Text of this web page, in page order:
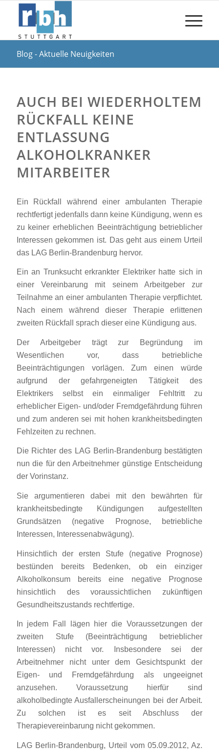
Blog - Aktuelle Neuigkeiten
AUCH BEI WIEDERHOLTEM
RÜCKFALL KEINE
ENTLASSUNG
ALKOHOLKRANKER
MITARBEITER
Ein Rückfall während einer ambulanten Therapie
rechtfertigt jedenfalls dann keine Kündigung, wenn es
zu keiner erheblichen Beeinträchtigung betrieblicher
Interessen gekommen ist. Das geht aus einem Urteil
das LAG Berlin-Brandenburg hervor.
Ein an Trunksucht erkrankter Elektriker hatte sich in
einer Vereinbarung mit seinem Arbeitgeber zur
Teilnahme an einer ambulanten Therapie verpflichtet.
Nach einem während dieser Therapie erlittenen
zweiten Rückfall sprach dieser eine Kündigung aus.
Der Arbeitgeber trägt zur Begründung im
Wesentlichen vor, dass betriebliche
Beeinträchtigungen vorlägen. Zum einen würde
aufgrund der gefahrgeneigten Tätigkeit des
Elektrikers selbst ein einmaliger Fehltritt zu
erheblicher Eigen- und/oder Fremdgefährdung führen
und zum anderen sei mit hohen krankheitsbedingten
Fehlzeiten zu rechnen.
Die Richter des LAG Berlin-Brandenburg bestätigten
nun die für den Arbeitnehmer günstige Entscheidung
der Vorinstanz.
Sie argumentieren dabei mit den bewährten für
krankheitsbedingte Kündigungen aufgestellten
Grundsätzen (negative Prognose, betriebliche
Interessen, Interessenabwägung).
Hinsichtlich der ersten Stufe (negative Prognose)
bestünden bereits Bedenken, ob ein einziger
Alkoholkonsum bereits eine negative Prognose
hinsichtlich des voraussichtlichen zukünftigen
Gesundheitszustands rechtfertige.
In jedem Fall lägen hier die Voraussetzungen der
zweiten Stufe (Beeinträchtigung betrieblicher
Interessen) nicht vor. Insbesondere sei der
Arbeitnehmer nicht unter dem Gesichtspunkt der
Eigen- und Fremdgefährdung als ungeeignet
anzusehen. Voraussetzung hierfür sind
alkoholbedingte Ausfallerscheinungen bei der Arbeit.
Zu solchen ist es seit Abschluss der
Therapievereinbarung nicht gekommen.
LAG Berlin-Brandenburg, Urteil vom 05.09.2012, Az.